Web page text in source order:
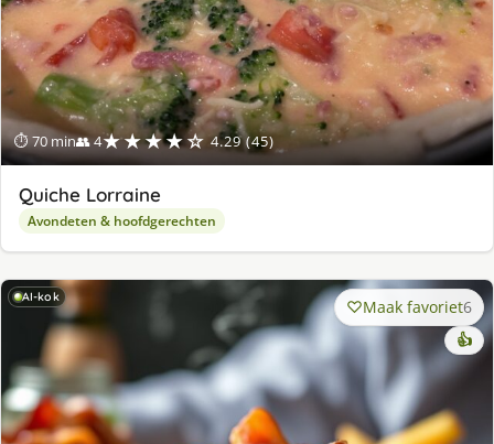
⏱ 70 min👥 4★★★★☆ 4.29 (45)
Quiche Lorraine
Avondeten & hoofdgerechten
AI-kok Maak favoriet6
👍